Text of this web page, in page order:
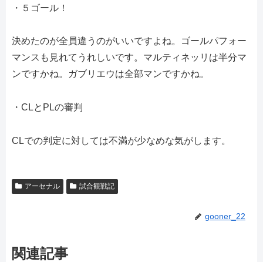
・５ゴール！
決めたのが全員違うのがいいですよね。ゴールパフォー
マンスも見れてうれしいです。マルティネッリは半分マ
ンですかね。ガブリエウは全部マンですかね。
・CLとPLの審判
CLでの判定に対しては不満が少なめな気がします。
アーセナル 試合観戦記
gooner_22
関連記事